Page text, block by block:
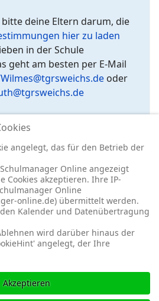
deine Eltern darum, die
hier zu laden
in der Schule
geht am besten per E-Mail
oder
angelegt, das für den Betrieb der
Online angezeigt
Cookies akzeptieren. Ihre IP-
Online
online.de) übermittelt werden.
Kalender und Datenübertragung
wird darüber hinaus der
angelegt, der Ihre
Akzeptieren